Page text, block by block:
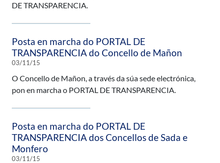
DE TRANSPARENCIA.
Posta en marcha do PORTAL DE
TRANSPARENCIA do Concello de Mañon
03/11/15
O Concello de Mañon, a través da súa sede electrónica,
pon en marcha o PORTAL DE TRANSPARENCIA.
Posta en marcha do PORTAL DE
TRANSPARENCIA dos Concellos de Sada e
Monfero
03/11/15